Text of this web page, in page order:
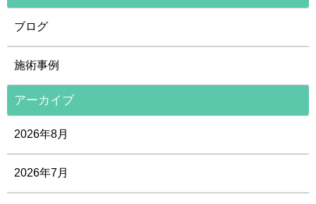
ブログ
施術事例
アーカイブ
2026年8月
2026年7月